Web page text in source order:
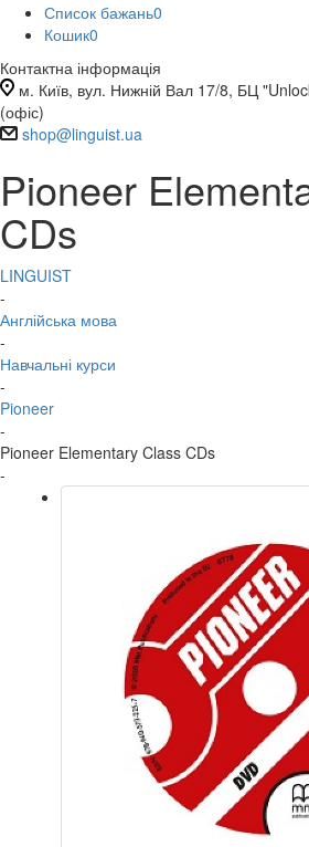
Список бажань0
Кошик0
Контактна інформація
м. Київ, вул. Нижній Вал 17/8, БЦ
(офіс)
shop@linguist.ua
Pioneer
CDs
LINGUIST
-
Англійська мова
-
Навчальні курси
-
Pioneer
-
Pioneer Elementary Class CDs
-